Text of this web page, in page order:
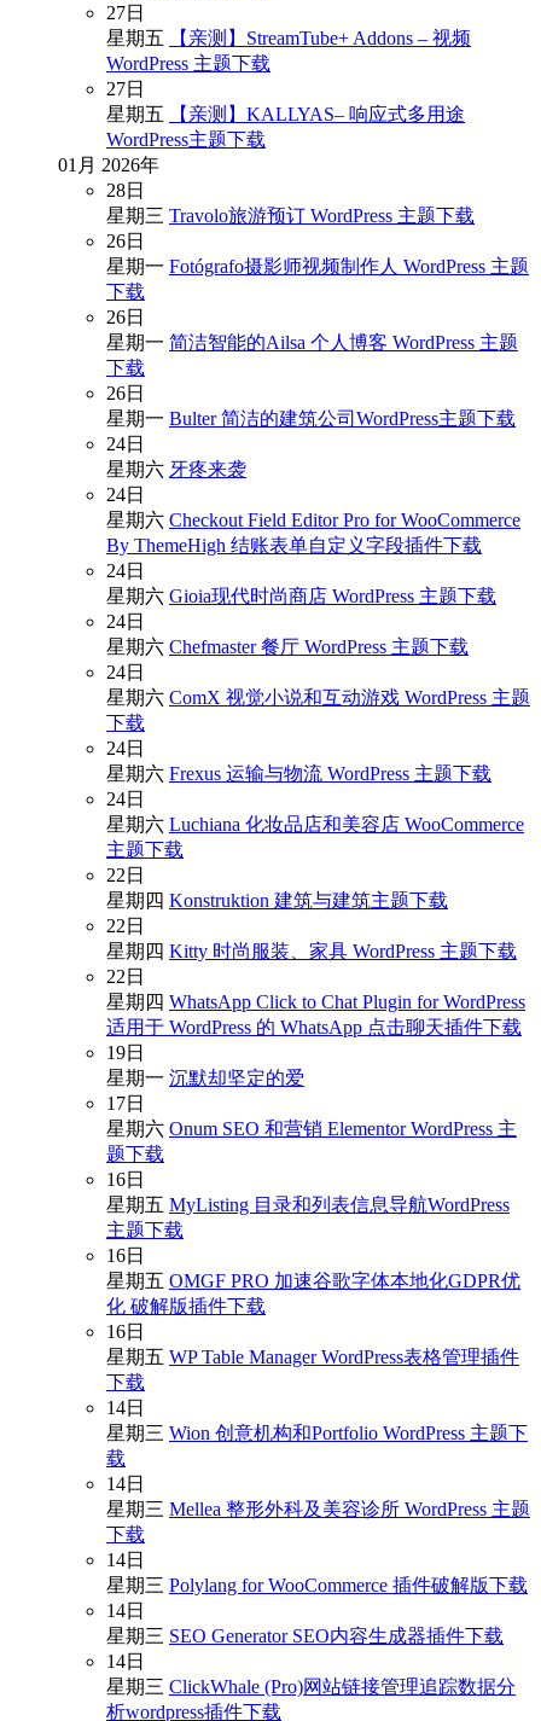
27日
星期五
【亲测】StreamTube+ Addons – 视频
WordPress 主题下载
27日
星期五
【亲测】KALLYAS– 响应式多用途
WordPress主题下载
01月 2026年
28日
星期三 Travolo旅游预订 WordPress 主题下载
26日
星期一 Fotógrafo摄影师视频制作人 WordPress 主题
下载
26日
星期一 简洁智能的Ailsa 个人博客 WordPress 主题
下载
26日
星期一 Bulter 简洁的建筑公司WordPress主题下载
24日
星期六 牙疼来袭
24日
星期六 Checkout Field Editor Pro for WooCommerce
By ThemeHigh 结账表单自定义字段插件下载
24日
星期六 Gioia现代时尚商店 WordPress 主题下载
24日
星期六 Chefmaster 餐厅 WordPress 主题下载
24日
星期六 ComX 视觉小说和互动游戏 WordPress 主题
下载
24日
星期六 Frexus 运输与物流 WordPress 主题下载
24日
星期六 Luchiana 化妆品店和美容店 WooCommerce
主题下载
22 日
星期四 Konstruktion 建筑与建筑主题下载
22 日
星期四 Kitty 时尚服装、家具 WordPress 主题下载
22 日
星期四 WhatsApp Click to Chat Plugin for WordPress
适用于 WordPress 的 WhatsApp 点击聊天插件下载
19日
星期一 沉默却坚定的爱
17日
星期六 Onum SEO 和营销 Elementor WordPress 主
题下载
16日
星期五 MyListing 目录和列表信息导航WordPress
主题下载
16日
星期五 OMGF PRO 加速谷歌字体本地化GDPR优
化 破解版插件下载
16日
星期五 WP Table Manager WordPress表格管理插件
下载
14日
星期三 Wion 创意机构和Portfolio WordPress 主题下
载
14日
星期三 Mellea 整形外科及美容诊所 WordPress 主题
下载
14日
星期三 Polylang for WooCommerce 插件破解版下载
14日
星期三 SEO Generator SEO内容生成器插件下载
14日
星期三 ClickWhale (Pro)网站链接管理追踪数据分
析wordpress插件下载